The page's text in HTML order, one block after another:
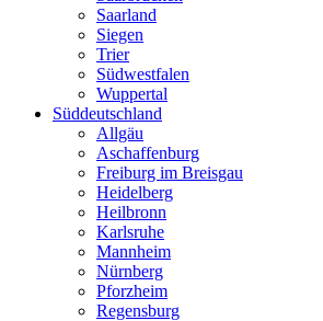
Saarland
Siegen
Trier
Südwestfalen
Wuppertal
Süddeutschland
Allgäu
Aschaffenburg
Freiburg im Breisgau
Heidelberg
Heilbronn
Karlsruhe
Mannheim
Nürnberg
Pforzheim
Regensburg